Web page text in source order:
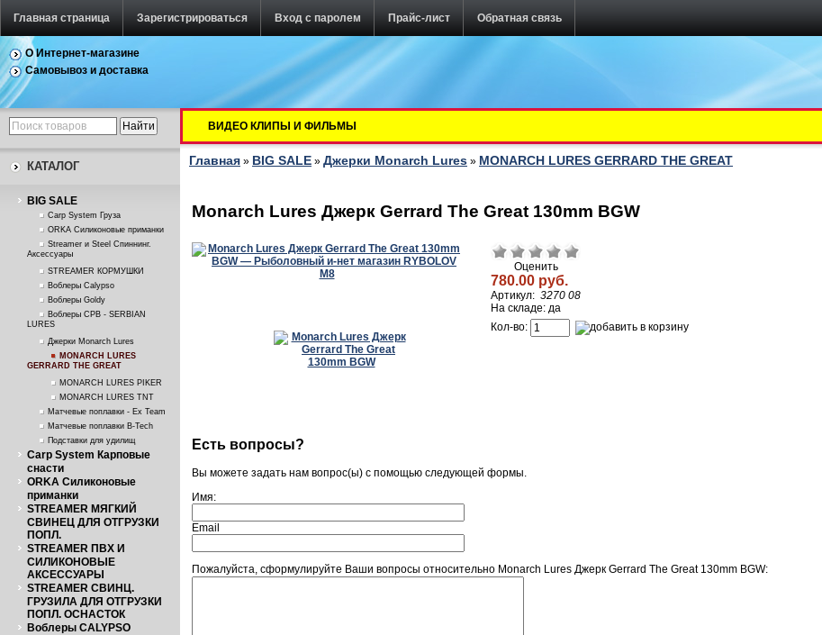
Главная страница Зарегистрироваться Вход с паролем Прайс-лист Обратная связь
О Интернет-магазине
Самовывоз и доставка
КАТАЛОГ
BIG SALE
Carp System Груза
ORKA Силиконовые приманки
Streamer и Steel Спиннинг.
Аксессуары
STREAMER КОРМУШКИ
Воблеры Calypso
Воблеры Goldy
Воблеры СРВ - SERBIAN
LURES
Джерки Monarch Lures
MONARCH LURES
GERRARD THE GREAT
MONARCH LURES PIKER
MONARCH LURES TNT
Матчевые поплавки - Ex Team
Матчевые поплавки B-Tech
Подставки для удилищ
Carp System Карповые
снасти
ORKA Силиконовые
приманки
STREAMER МЯГКИЙ
СВИНЕЦ ДЛЯ ОТГРУЗКИ
ПОПЛ.
STREAMER ПВХ И
СИЛИКОНОВЫЕ
АКСЕССУАРЫ
STREAMER СВИНЦ.
ГРУЗИЛА ДЛЯ ОТГРУЗКИ
ПОПЛ. ОСНАСТОК
Воблеры CALYPSO
ВИДЕО КЛИПЫ И ФИЛЬМЫ
Главная » BIG SALE » Джерки Monarch Lures » MONARCH LURES GERRARD THE GREAT
Monarch Lures Джерк Gerrard The Great 130mm BGW
Оценить
780.00 руб.
Артикул: 3270 08
На складе: да
Кол-во:
Есть вопросы?
Вы можете задать нам вопрос(ы) с помощью следующей формы.
Имя:
Email
Пожалуйста, сформулируйте Ваши вопросы относительно Monarch Lures Джерк Gerrard The Great 130mm BGW: